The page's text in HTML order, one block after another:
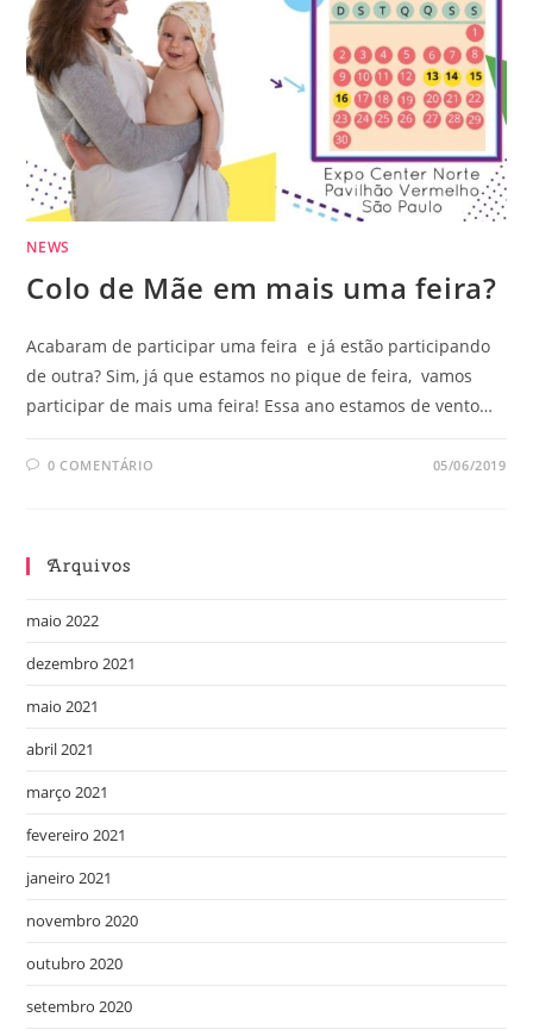
NEWS
Colo de Mãe em mais uma feira?
Acabaram de participar uma feira e já estão participando
de outra? Sim, já que estamos no pique de feira, vamos
participar de mais uma feira! Essa ano estamos de vento…
0 COMENTÁRIO 05/06/2019
Arquivos
maio 2022
dezembro 2021
maio 2021
abril 2021
março 2021
fevereiro 2021
janeiro 2021
novembro 2020
outubro 2020
setembro 2020